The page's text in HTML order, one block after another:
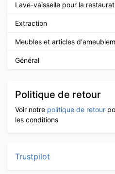
Lave-vaisselle pour la
Extraction
Meubles et articles
Général
Politique de retour
Voir notre politique de retour
les conditions
Trustpilot